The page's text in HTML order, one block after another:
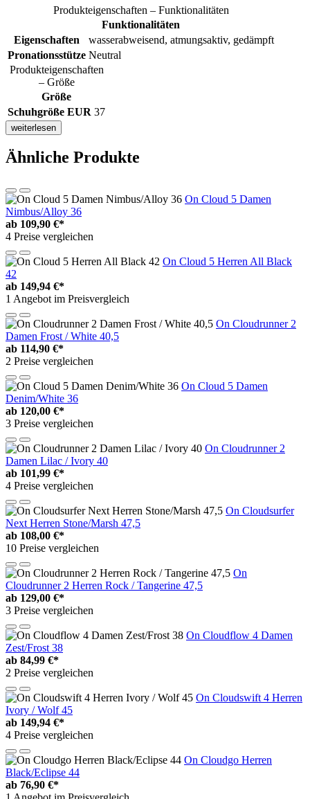
Produkteigenschaften – Funktionalitäten
Funktionalitäten
Eigenschaften
wasserabweisend, atmungsaktiv, gedämpft
Pronationsstütze Neutral
Produkteigenschaften
– Größe
Größe
Schuhgröße EUR 37
weiterlesen
Ähnliche Produkte
On Cloud 5 Damen
Nimbus/Alloy 36
ab 109,90 €*
4 Preise vergleichen
On Cloud 5 Herren All Black
42
ab 149,94 €*
1 Angebot im Preisvergleich
On Cloudrunner 2
Damen Frost / White 40,5
ab 114,90 €*
2 Preise vergleichen
On Cloud 5 Damen
Denim/White 36
ab 120,00 €*
3 Preise vergleichen
On Cloudrunner 2
Damen Lilac / Ivory 40
ab 101,99 €*
4 Preise vergleichen
On Cloudsurfer
Next Herren Stone/Marsh 47,5
ab 108,00 €*
10 Preise vergleichen
On
Cloudrunner 2 Herren Rock / Tangerine 47,5
ab 129,00 €*
3 Preise vergleichen
On Cloudflow 4 Damen
Zest/Frost 38
ab 84,99 €*
2 Preise vergleichen
On Cloudswift 4 Herren
Ivory / Wolf 45
ab 149,94 €*
4 Preise vergleichen
On Cloudgo Herren
Black/Eclipse 44
ab 76,90 €*